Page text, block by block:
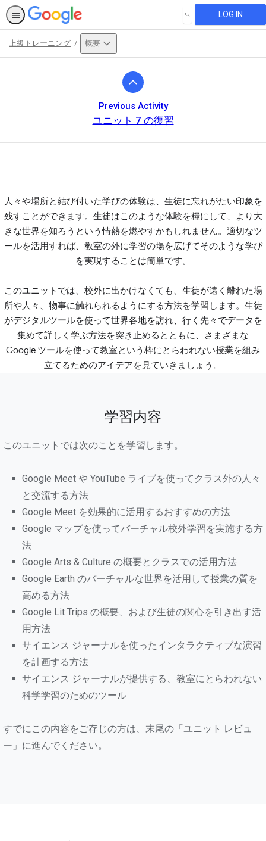
SEARCH LOG IN
上級トレーニング 概要
Previous Activity
ユニット 7 の復習
This activity is also available in
English.View activity
人々や場所と結び付いた学びの体験は、生徒に忘れがたい印象を
残すことができます。生徒はこのような体験を糧にして、より大
きな世界を知ろうという情熱を燃やすかもしれません。適切なツ
ールを活用すれば、教室の外に学習の場を広げてそのような学び
を実現することは簡単です。
このユニットでは、校外に出かけなくても、生徒が遠く離れた場
所や人々、物事に触れられるようにする方法を学習します。生徒
がデジタルツールを使って世界各地を訪れ、行く先々でデータを
集めて詳しく学ぶ方法を突き止めるとともに、さまざまな
Google ツールを使って教室という枠にとらわれない授業を組み
立てるためのアイデアを見ていきましょう。
学習内容
このユニットでは次のことを学習します。
Google Meet や YouTube ライブを使ってクラス外の人々
と交流する方法
Google Meet を効果的に活用するおすすめの方法
Google マップを使ってバーチャル校外学習を実施する方
法
Google Arts & Culture の概要とクラスでの活用方法
Google Earth のバーチャルな世界を活用して授業の質を
高める方法
Google Lit Trips の概要、および生徒の関心を引き出す活
用方法
サイエンス ジャーナルを使ったインタラクティブな演習
を計画する方法
サイエンス ジャーナルが提供する、教室にとらわれない
科学学習のためのツール
すでにこの内容をご存じの方は、末尾の「ユニット レビュ
ー」に進んでください。